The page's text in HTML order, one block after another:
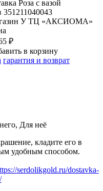
Роза с вазой
351211040043
У ТЦ «АКСИОМА»
₽
в корзину
гарантия и возврат
Для неё
кладите его в
удобным способом.
serdolikgold.ru/dostavka-